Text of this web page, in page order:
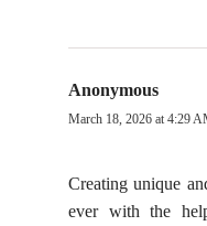
Anonymous
March 18, 2026 at 4:29
Creating unique
ever with the